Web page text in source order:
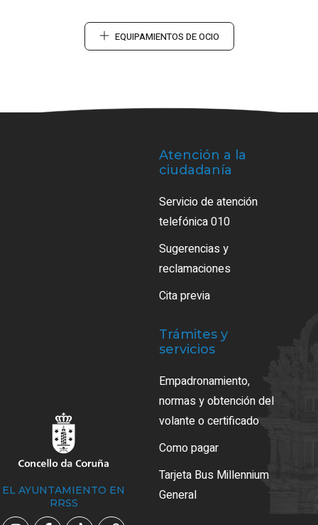
EQUIPAMIENTOS DE OCIO
EL AYUNTAMIENTO EN
RRSS
Atención a la
ciudadanía
Servicio de atención
telefónica 010
Sugerencias y
reclamaciones
Cita previa
Trámites y
servicios
Empadronamiento,
normas y obtención del
volante o certificado
Como pagar
Tarjeta Bus Millennium
General